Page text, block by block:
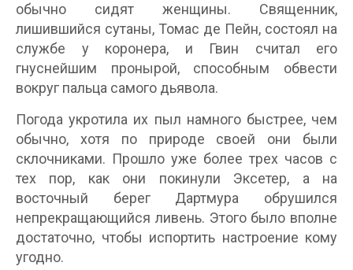
обычно сидят женщины. Священник,
лишившийся сутаны, Томас де Пейн, состоял на
службе у коронера, и Гвин считал его
гнуснейшим пронырой, способным обвести
вокруг пальца самого дьявола.
Погода укротила их пыл намного быстрее, чем
обычно, хотя по природе своей они были
склочниками. Прошло уже более трех часов с
тех пор, как они покинули Эксетер, а на
восточный берег Дартмура обрушился
непрекращающийся ливень. Этого было вполне
достаточно, чтобы испортить настроение кому
угодно.